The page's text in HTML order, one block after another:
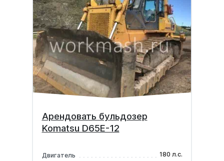
Арендовать бульдозер
Komatsu D65E-12
Двигатель
180 л.с.